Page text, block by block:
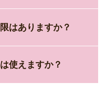
はありますか？
使えますか？